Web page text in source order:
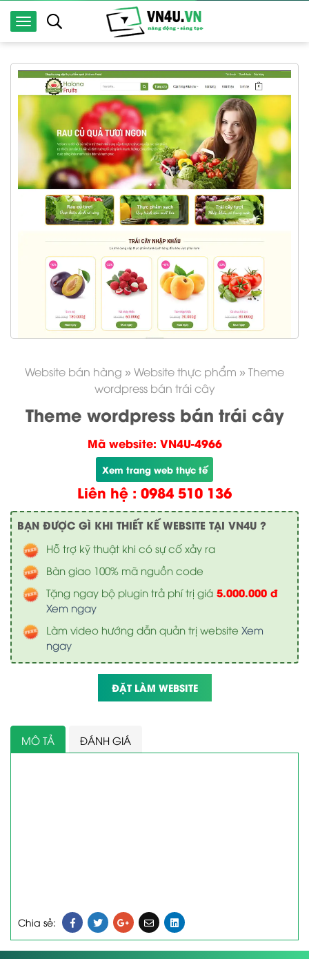
Website bán hàng » Website thực phẩm » Theme
wordpress bán trái cây
Theme wordpress bán trái cây
Mã website: VN4U-4966
Xem trang web thực tế
Liên hệ : 0984 510 136
BẠN ĐƯỢC GÌ KHI THIẾT KẾ WEBSITE TẠI VN4U ?
Hỗ trợ kỹ thuật khi có sự cố xảy ra
Bàn giao 100% mã nguồn code
Tặng ngay bộ plugin trả phí trị giá 5.000.000 đ
Xem ngay
Làm video hướng dẫn quản trị website Xem
ngay
ĐẶT LÀM WEBSITE
MÔ TẢ ĐÁNH GIÁ
Chia sẻ: